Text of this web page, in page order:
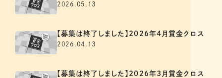
2026.05.13
【募集は終了しました】2026年4月賞金クロス
2026.04.13
【募集は終了しました】2026年3月賞金クロス